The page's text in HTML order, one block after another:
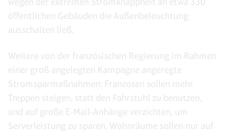
öffentlichen Gebäuden die Außenbeleuchtung
ausschalten ließ.
Weitere von der französischen Regierung im Rahmen
einer groß angelegten Kampagne angeregte
Stromsparmaßnahmen: Franzosen sollen mehr
Treppen steigen, statt den Fahrstuhl zu benutzen,
und auf große E-Mail-Anhänge verzichten, um
Serverleistung zu sparen. Wohnräume sollen nur auf